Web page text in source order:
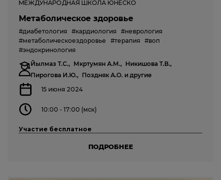
МЕЖДУНАРОДНАЯ ШКОЛА ЮНЕСКО
Метаболическое здоровье
#диабетология #кардиология #неврология
#метаболическоездоровье
#терапия #воп
#эндокринология
Йылмаз Т.С., Мкртумян А.М., Никишова Т.В.,
Пирогова И.Ю., Поздняк А.О. и другие
15 июня 2024
10:00 - 17:00 (мск)
Участие бесплатное
ПОДРОБНЕЕ